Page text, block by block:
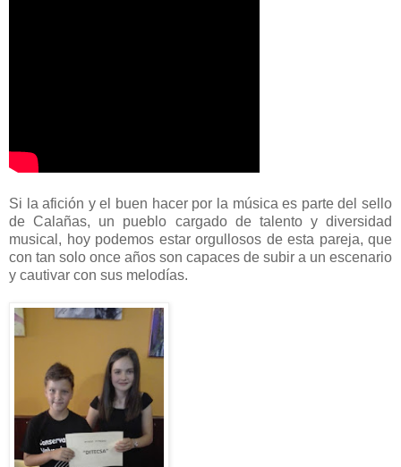
Si la afición y el buen hacer por la música es parte del sello
de Calañas, un pueblo cargado de talento y diversidad
musical, hoy podemos estar orgullosos de esta pareja, que
con tan solo once años son capaces de subir a un escenario
y cautivar con sus melodías.